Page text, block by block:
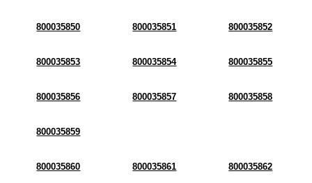
800035850 800035851 800035852
800035853 800035854 800035855
800035856 800035857 800035858
800035859
800035860 800035861 800035862